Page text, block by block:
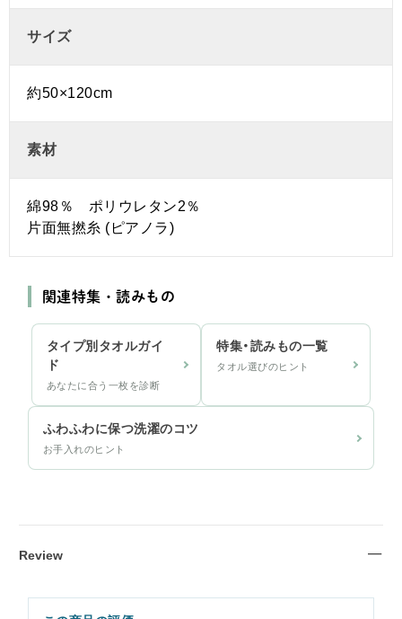
サイズ
約50×120cm
素材
綿98％ ポリウレタン2％
片面無撚糸 (ピアノラ)
関連特集・読みもの
タイプ別タオルガイ
ド
あなたに合う一枚を診断
特集・読みもの一覧
タオル選びのヒント
ふわふわに保つ洗濯のコツ
お手入れのヒント
Review